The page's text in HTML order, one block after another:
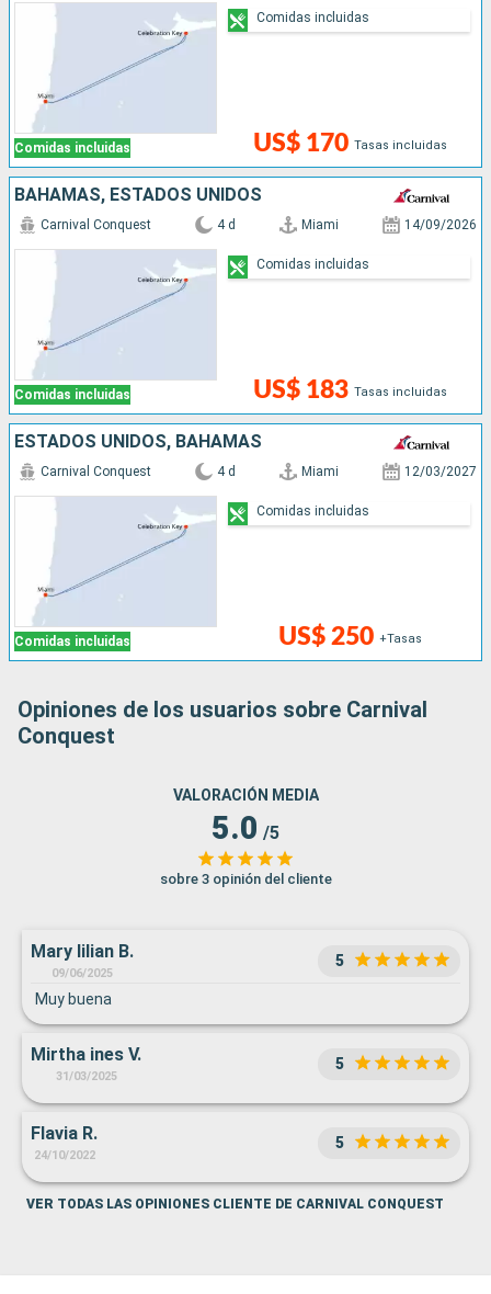
Comidas incluidas US$ 170 Tasas incluidas
Comidas incluidas
BAHAMAS, ESTADOS UNIDOS
Comidas incluidas
Carnival Conquest 4 d Miami 14/09/2026
US$ 183 Tasas incluidas
Comidas incluidas
ESTADOS UNIDOS, BAHAMAS
Comidas incluidas
Carnival Conquest 4 d Miami 12/03/2027
US$ 250 +Tasas
Comidas incluidas
Opiniones de los usuarios sobre Carnival
Conquest
VALORACIÓN MEDIA
5.0 /5
sobre 3 opinión del cliente
Mary lilian B.
09/06/2025
5
Muy buena
Mirtha ines V.
31/03/2025
5
Flavia R.
24/10/2022
5
VER TODAS LAS OPINIONES CLIENTE DE CARNIVAL CONQUEST